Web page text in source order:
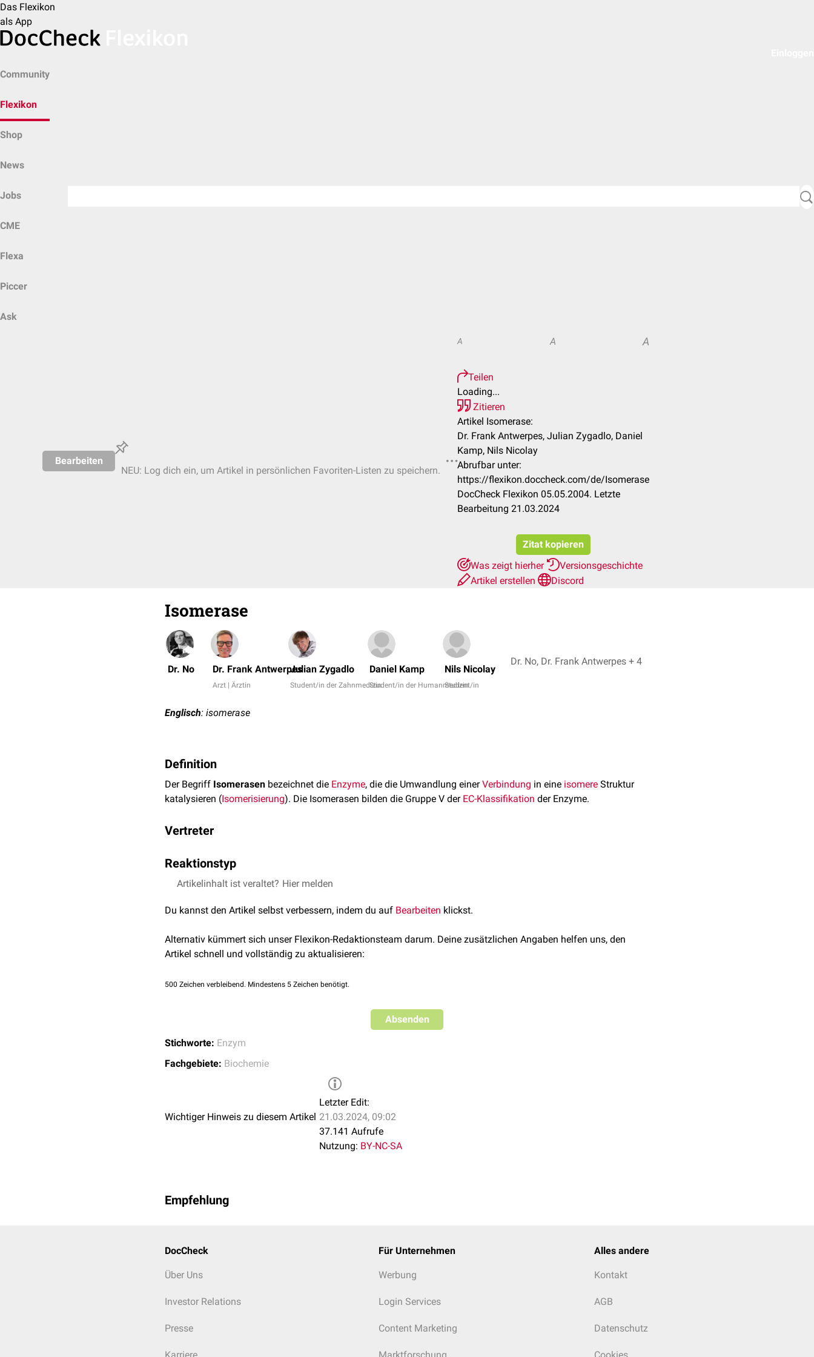
Das Flexikon
als App
Community
Flexikon
Shop
News
Jobs
CME
Flexa
Piccer
Ask
Bearbeiten
NEU: Log dich ein, um Artikel in persönlichen Favoriten-Listen zu speichern.
A A A
Teilen
Loading...
Zitieren
Artikel Isomerase:
Dr. Frank Antwerpes, Julian Zygadlo, Daniel
Kamp, Nils Nicolay
Abrufbar unter:
https://flexikon.doccheck.com/de/Isomerase
DocCheck Flexikon 05.05.2004. Letzte
Bearbeitung 21.03.2024
Zitat kopieren
Was zeigt hierher
Versionsgeschichte
Artikel erstellen
Discord
Isomerase
Dr. No Dr. Frank Antwerpes
Arzt | Ärztin
Julian Zygadlo
Student/in der Zahnmedizin
Daniel Kamp
Student/in der Humanmedizin
Nils Nicolay
Student/in
Dr. No, Dr. Frank Antwerpes + 4
Englisch: isomerase
Definition
Der Begriff Isomerasen bezeichnet die Enzyme, die die Umwandlung einerVerbindung in eine isomere Struktur
katalysieren (Isomerisierung). Die Isomerasen bilden die Gruppe V der EC-Klassifikation der Enzyme.
Vertreter
Epimerasenz.B.
Racemasen
Mutasen
Reaktionstyp
Strukturänderungen innerhalb des Substrates
Artikelinhalt ist veraltet? Hier melden
Du kannst den Artikel selbst verbessern, indem du auf Bearbeiten klickst.
Alternativ kümmert sich unser Flexikon-Redaktionsteam darum. Deine zusätzlichen Angaben helfen uns, den
Artikel schnell und vollständig zu aktualisieren:
500 Zeichen verbleibend. Mindestens 5 Zeichen benötigt.
Absenden
Stichworte: Enzym
Fachgebiete: Biochemie
Wichtiger Hinweis zu diesem Artikel
Letzter Edit:
21.03.2024, 09:02
37.141 Aufrufe
Nutzung: BY-NC-SA
Empfehlung
DocCheck
Über Uns
Investor Relations
Presse
Für Unternehmen
Werbung
Login Services
Content Marketing
Alles andere
Kontakt
AGB
Datenschutz